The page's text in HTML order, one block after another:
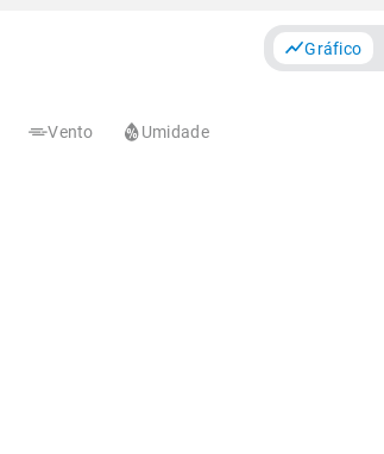
Gráfico
Vento Umidade